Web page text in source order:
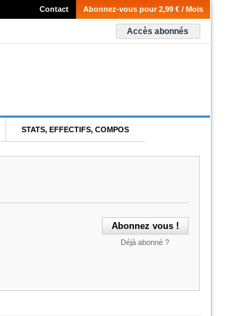
Abonnez-vous pour 2,99 € / Mois
Contact
Accès abonnés
STATS, EFFECTIFS, COMPOS
Déjà abonné ?